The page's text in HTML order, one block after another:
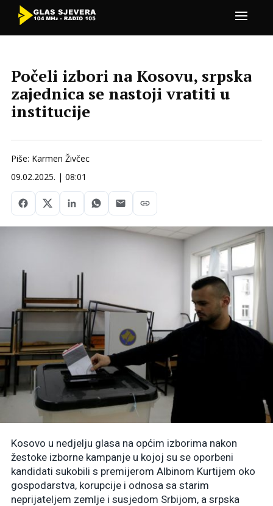
Počeli izbori na Kosovu, srpska
zajednica se nastoji vratiti u
institucije
Piše: Karmen Živčec
09.02.2025. | 08:01
Kosovo u nedjelju glasa na općim izborima nakon
žestoke izborne kampanje u kojoj su se oporbeni
kandidati sukobili s premijerom Albinom Kurtijem oko
gospodarstva, korupcije i odnosa sa starim
neprijateljem zemlje i susjedom Srbijom, a srpska